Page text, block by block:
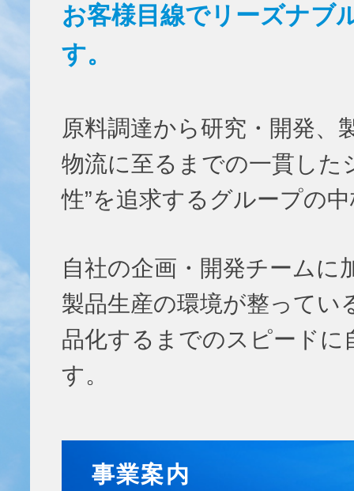
お客様目線でリーズナブ
す。
原料調達から研究・開発、
物流に至るまでの一貫した
性”を追求するグループの
自社の企画・開発チームに
製品生産の環境が整ってい
品化するまでのスピードに
す。
事業案内